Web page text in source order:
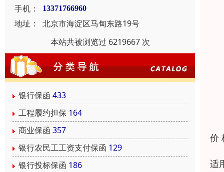
手机：
13371766960
地址：
北京市海淀区马甸东路19号
本站共被浏览过 6219667 次
银行保函 433
工程履约担保 164
商业保函 357
银行农民工工资支付保函 129
银行投标保函 186
价
适